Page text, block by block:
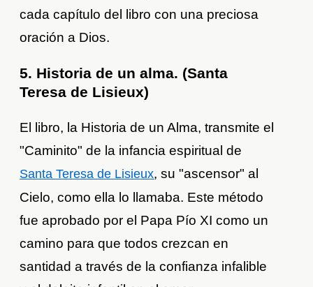
cada capítulo del libro con una preciosa
oración a Dios.
5. Historia de un alma. (Santa
Teresa de Lisieux)
El libro, la Historia de un Alma, transmite el
"Caminito" de la infancia espiritual de
Santa Teresa de Lisieux, su "ascensor" al
Cielo, como ella lo llamaba. Este método
fue aprobado por el Papa Pío XI como un
camino para que todos crezcan en
santidad a través de la confianza infalible